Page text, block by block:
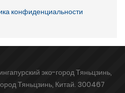
конфиденциальности
эко-город Тяньцзинь,
Тяньцзинь, Китай. 300467